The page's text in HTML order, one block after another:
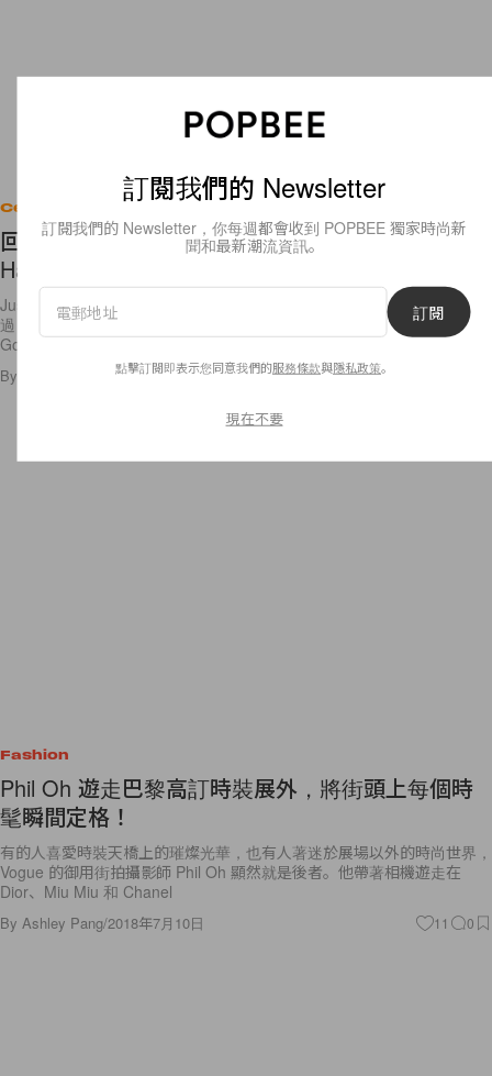
Celebrities
回到當年還未有「我們」時：Justin Bieber 跟
Hailey Baldwin 首次見面片段曝光！
Justin Bieber 這個名字，這些年來都是跟 Selena Gomez 連在一起。不
過自昨天開始，一切都改變了。Justin Bieber 終於要正式放下跟 Selena
Gomez
By 2018年7月10日
Fashion
Phil Oh 遊走巴黎高訂時裝展外，將街頭上每個時
髦瞬間定格！
有的人喜愛時裝天橋上的璀燦光華，也有人著迷於展場以外的時尚世界，
Vogue 的御用街拍攝影師 Phil Oh 顯然就是後者。他帶著相機遊走在
Dior、Miu Miu 和 Chanel
By Ashley Pang/2018年7月10日 11 0
訂閱我們的 Newsletter
訂閱我們的 Newsletter，你每週都會收到 POPBEE 獨家時尚新
聞和最新潮流資訊。
訂閱
點擊訂閱即表示您同意我們的服務條款與隱私政策。
現在不要